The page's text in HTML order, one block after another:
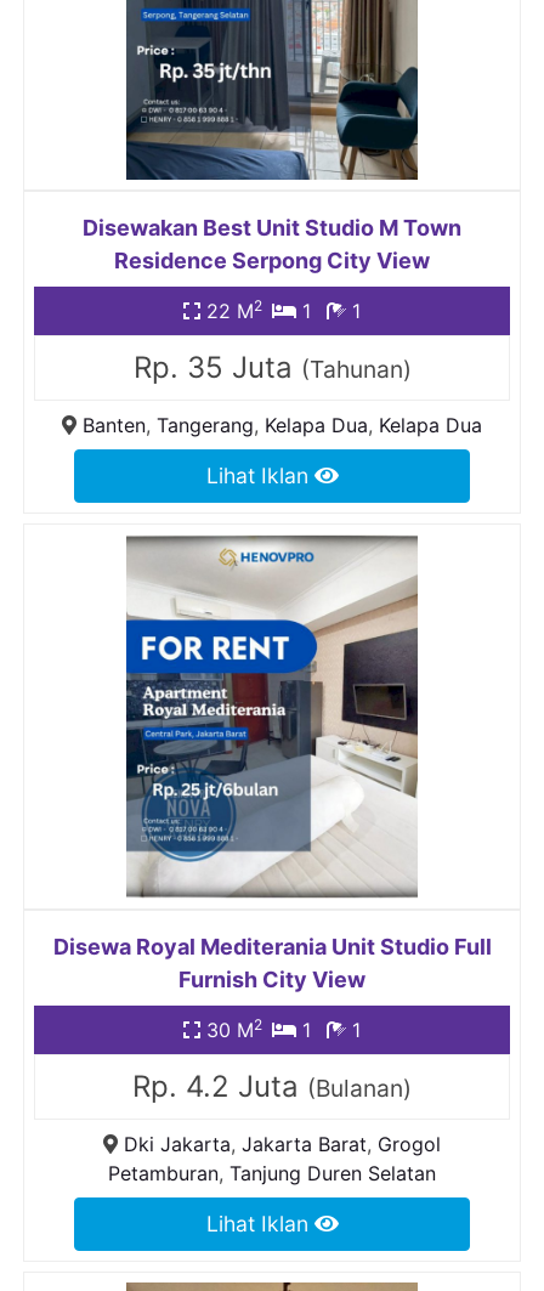
Disewakan Best Unit Studio M Town
Residence Serpong City View
22 M2 1 1
Rp. 35 Juta (Tahunan)
Banten, Tangerang, Kelapa Dua, Kelapa Dua
Lihat Iklan
Disewa Royal Mediterania Unit Studio Full
Furnish City View
30 M2 1 1
Rp. 4.2 Juta (Bulanan)
Dki Jakarta, Jakarta Barat, Grogol
Petamburan, Tanjung Duren Selatan
Lihat Iklan